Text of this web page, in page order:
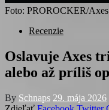
Foto: PROROCKER/Axes
Recenzie
Oslavuje Axes
alebo až príliš
By Schnaps 29. mája 2026